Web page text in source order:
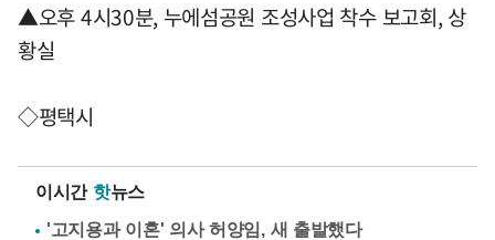
▲오후 4시30분, 누에섬공원 조성사업 착수 보고회, 상
황실
◇평택시
이시간 핫뉴스
'고지용과 이혼' 의사 허양임, 새 출발했다